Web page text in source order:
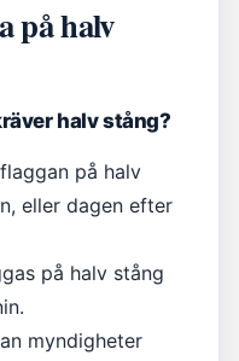
på halv
halv stång?
på halv
eller dagen efter
på halv stång
myndigheter